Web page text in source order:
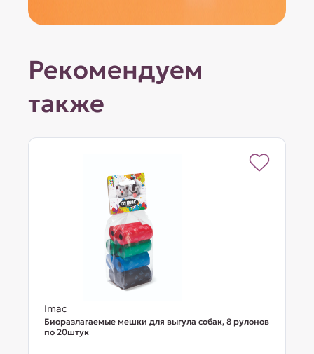
Рекомендуем
также
Imac
Биоразлагаемые мешки для выгула собак, 8 рулонов
по 20штук